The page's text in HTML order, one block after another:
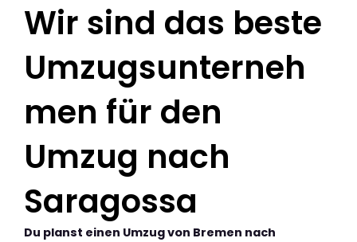
Wir sind das beste
Umzugsunterneh
men für den
Umzug nach
Saragossa
Du planst einen Umzug von Bremen nach